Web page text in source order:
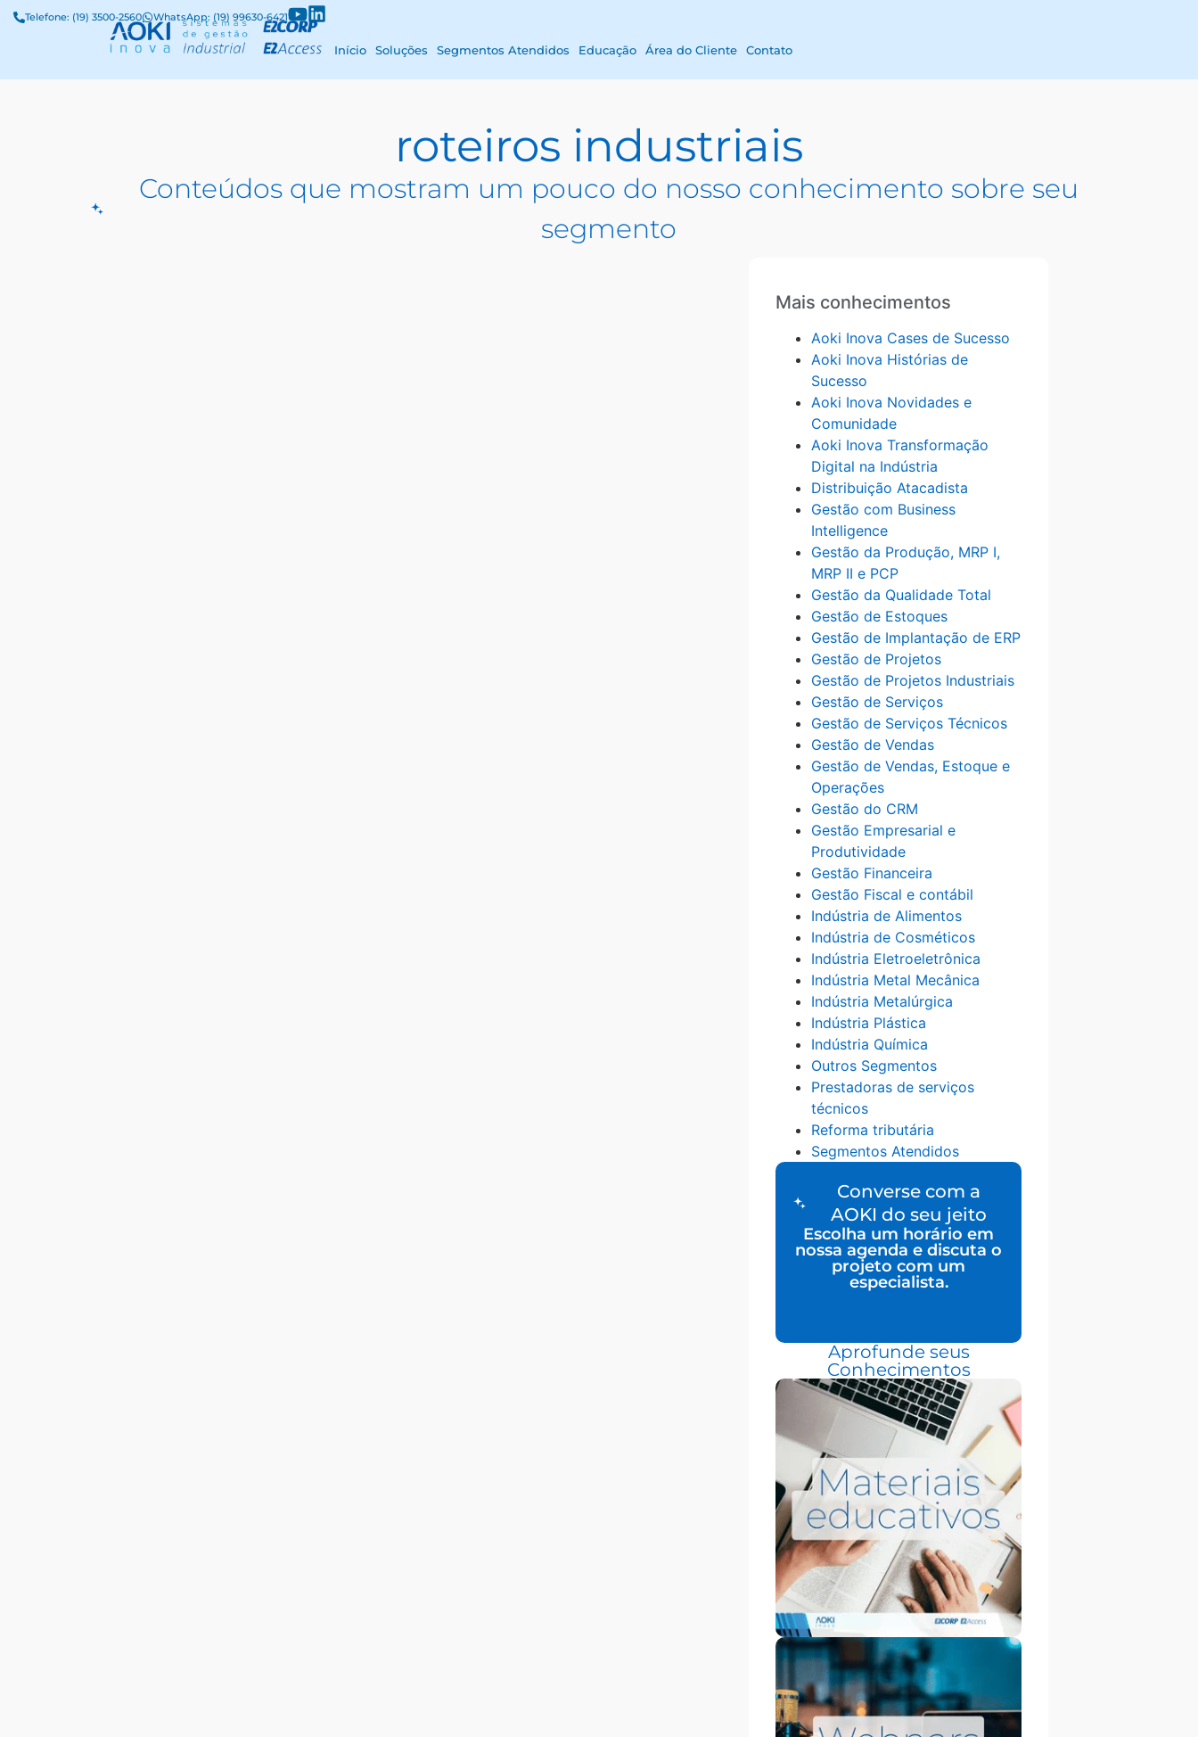
Telefone: (19) 3500-2560 WhatsApp: (19) 99630-6421
Início Soluções Segmentos Atendidos Educação Área do Cliente Contato
roteiros industriais
Conteúdos que mostram um pouco do nosso conhecimento sobre seu
segmento
Mais conhecimentos
Aoki Inova Cases de Sucesso
Aoki Inova Histórias de
Sucesso
Aoki Inova Novidades e
Comunidade
Aoki Inova Transformação
Digital na Indústria
Distribuição Atacadista
Gestão com Business
Intelligence
Gestão da Produção, MRP I,
MRP II e PCP
Gestão da Qualidade Total
Gestão de Estoques
Gestão de Implantação de ERP
Gestão de Projetos
Gestão de Projetos Industriais
Gestão de Serviços
Gestão de Serviços Técnicos
Gestão de Vendas
Gestão de Vendas, Estoque e
Operações
Gestão do CRM
Gestão Empresarial e
Produtividade
Gestão Financeira
Gestão Fiscal e contábil
Indústria de Alimentos
Indústria de Cosméticos
Indústria Eletroeletrônica
Indústria Metal Mecânica
Indústria Metalúrgica
Indústria Plástica
Indústria Química
Outros Segmentos
Prestadoras de serviços
técnicos
Reforma tributária
Segmentos Atendidos
Converse com a
AOKI do seu jeito
Escolha um horário em
nossa agenda e discuta o
projeto com um
especialista.
Aprofunde seus
Conhecimentos